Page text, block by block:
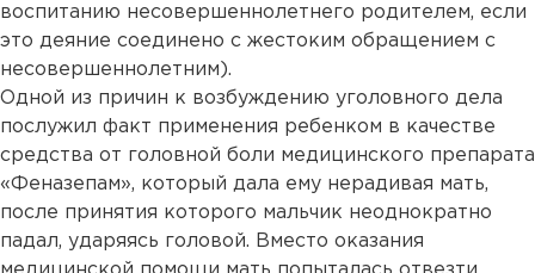
воспитанию несовершеннолетнего родителем, если
это деяние соединено с жестоким обращением с
несовершеннолетним).
Одной из причин к возбуждению уголовного дела
послужил факт применения ребенком в качестве
средства от головной боли медицинского препарата
«Феназепам», который дала ему нерадивая мать,
после принятия которого мальчик неоднократно
падал, ударяясь головой. Вместо оказания